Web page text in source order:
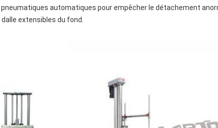
pneumatiques automatiques pour empêcher le détachement
extensibles du fond.